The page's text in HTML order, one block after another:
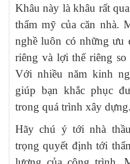
Khâu này là khâu rất
thẩm mỹ của căn nhà.
nghề luôn có những ưu
riêng và lợi thế riêng
Với nhiều năm kinh
giúp bạn khắc phục
trong quá trình xây dựng.
Hãy chú ý tới nhà
trọng quyết định tới